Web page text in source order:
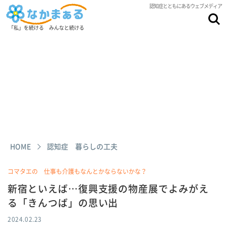
認知症とともにあるウェブメディア
「私」を続ける みんなと続ける
HOME 認知症 暮らしの工夫
コマタエの 仕事も介護もなんとかならないかな？
新宿といえば…復興支援の物産展でよみがえ
る「きんつば」の思い出
2024.02.23